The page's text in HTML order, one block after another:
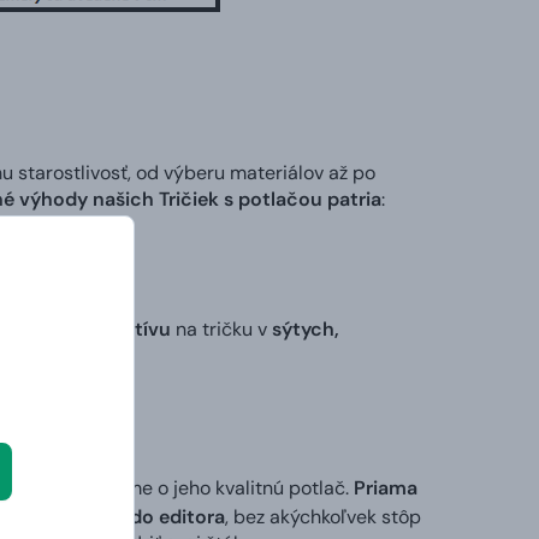
starostlivosť, od výberu materiálov až po
výhody našich Tričiek s potlačou patria:
stvárnenie motívu na tričku vsýtych,
sa postaráme o jeho kvalitnú potlač. Priama
ktorý vložíte do editora, bez akýchkoľvek stôp